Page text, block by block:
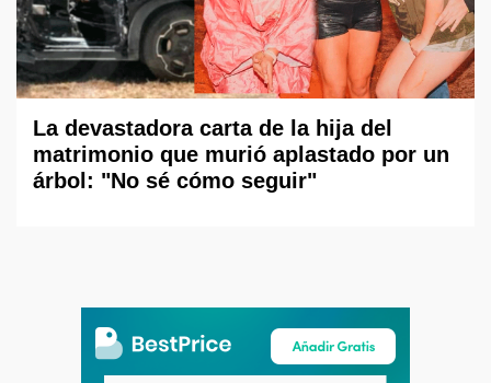
La devastadora carta de la hija del
matrimonio que murió aplastado por un
árbol: "No sé cómo seguir"